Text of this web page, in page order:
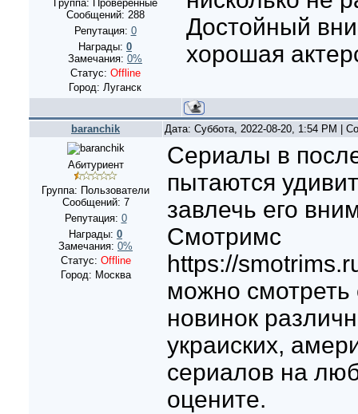
Группа: Проверенные
Сообщений: 288
Репутация: 0
Награды: 0
Замечания: 0%
Статус: Offline
Город: Луганск
Достойный
хорошая
baranchik Дата: Суббота, 2022-08-20, 1:54 PM |
Абитуриент
Группа: Пользователи
Сообщений: 7
Репутация: 0
Награды: 0
Замечания: 0%
Статус: Offline
Город: Москва
Сериалы в
пытаются
завлечь его
Смотримс
https://
можно
новинок
украиских,
сериалов на
оцените.